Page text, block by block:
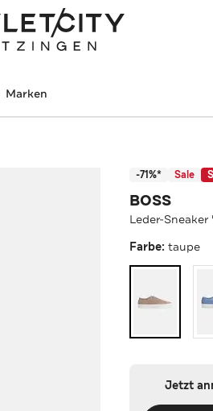
Marken
-71%* Sale
BOSS
Leder-
Farbe:taupe
Jetzt